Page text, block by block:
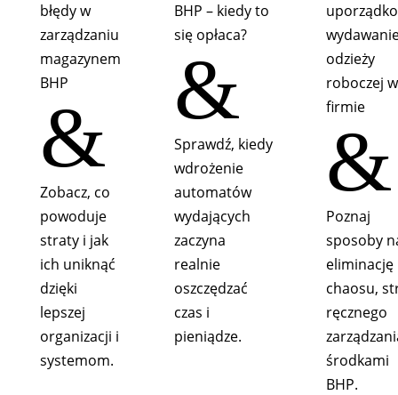
błędy w
zarządzaniu
magazynem
BHP
&
Zobacz, co
powoduje
straty i jak
ich uniknąć
dzięki
lepszej
organizacji i
systemom.
BHP – kiedy to
się opłaca?
&
Sprawdź, kiedy
wdrożenie
automatów
wydających
zaczyna
realnie
oszczędzać
czas i
pieniądze.
odzieży
roboczej w
firmie
&
Poznaj
sposoby
eliminację
chaosu,
ręcznego
środkami
BHP.